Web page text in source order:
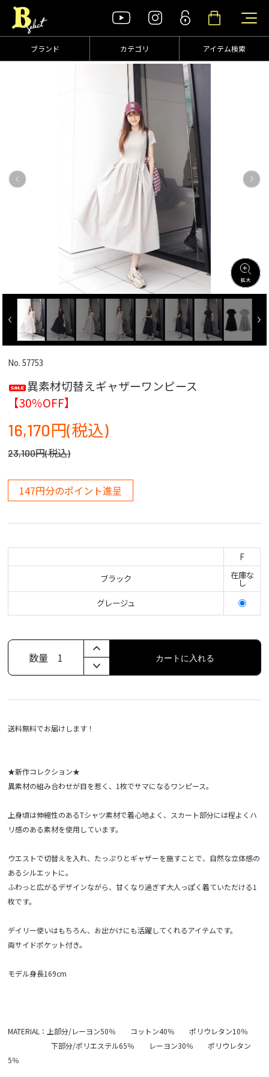
ブランド カテゴリ アイテム検索
No. 57753
異素材切替えギャザーワンピース
【30％OFF】
16,170円(税込)
23,100円(税込)
147円分のポイント進呈
F
ブラック
在庫な
し
グレージュ
数量 1 カートに入れる
送料無料でお届けします！
★新作コレクション★
異素材の組み合わせが目を惹く、1枚でサマになるワンピース。
上身頃は伸縮性のあるTシャツ素材で着心地よく、スカート部分には程よくハ
リ感のある素材を使用しています。
ウエストで切替えを入れ、たっぷりとギャザーを施すことで、自然な立体感の
あるシルエットに。
ふわっと広がるデザインながら、甘くなり過ぎず大人っぽく着ていただける1
枚です。
デイリー使いはもちろん、お出かけにも活躍してくれるアイテムです。
両サイドポケット付き。
モデル身長169cm
MATERIAL：上部分/レーヨン50％ コットン40％ ポリウレタン10％
下部分/ポリエステル65％ レーヨン30％ ポリウレタン
5％